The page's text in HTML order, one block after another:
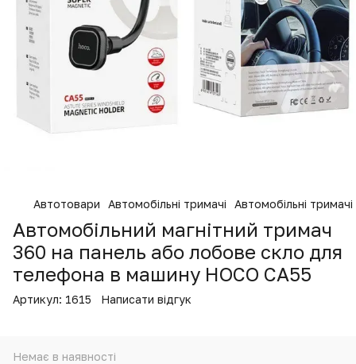
Автотовари Автомобільні тримачі Автомобільні
Автомобільний магнітний тримач
360 на панель або лобове скло для
телефона в машину HOCO CA55
Артикул: 1615 Написати відгук
Немає в наявності